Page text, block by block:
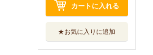
カートに入れる
★お気に入りに追加